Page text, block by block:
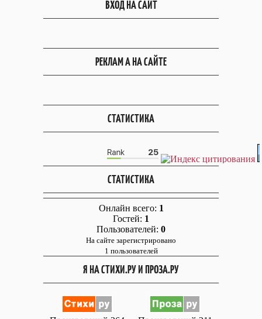
ВХОД НА САЙТ
РЕКЛАМ А НА САЙТЕ
СТАТИСТИКА
СТАТИСТИКА
Онлайн всего: 1
Гостей: 1
Пользователей: 0
На сайте зарегистрировано
1 пользователей
Я НА СТИХИ.РУ И ПРОЗА.РУ